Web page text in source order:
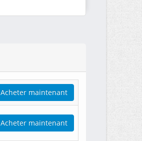
Acheter maintenant
Acheter maintenant